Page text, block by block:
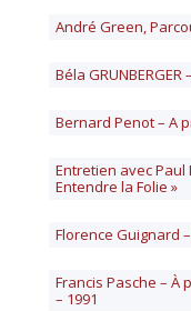
André Green,
Béla GRUNBERGER
Bernard Penot – A
Entretien avec
Entendre la Folie »
Florence Guignard
Francis Pasche –
– 1991